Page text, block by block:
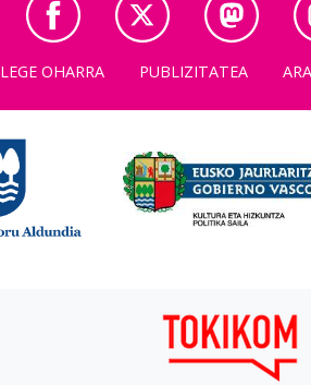
LEGE OHARRA PUBLIZITATEA